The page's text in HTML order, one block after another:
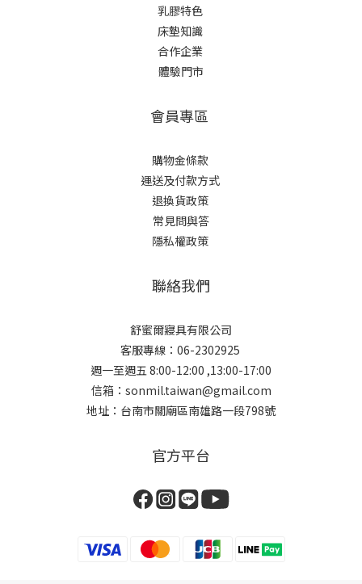
乳膠特色
床墊知識
合作企業
體驗門市
會員專區
購物金條款
運送及付款方式
退換貨政策
常見問與答
隱私權政策
聯絡我們
舒蜜爾寢具有限公司
客服專線：06-2302925
週一至週五 8:00-12:00 ,13:00-17:00
信箱：sonmil.taiwan@gmail.com
地址：台南市關廟區南雄路一段798號
官方平台